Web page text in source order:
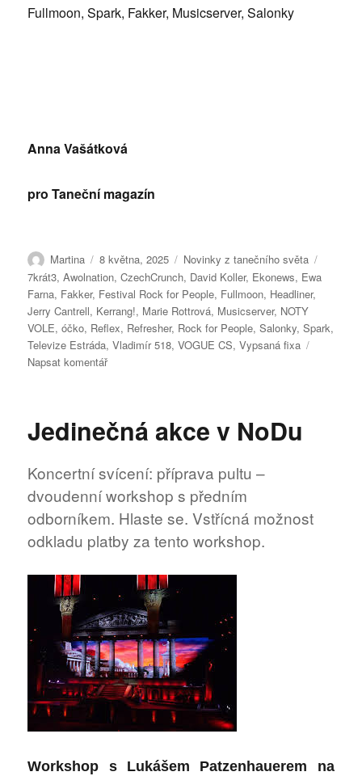
Fullmoon, Spark, Fakker, Musicserver, Salonky
Anna Vašátková
pro Taneční magazín
Autor:
Martina Publikováno:
8 května, 2025 Rubriky:
Novinky z tanečního světa
7krát3,Awolnation,CzechCrunch, David Koller, Ekonews, Ewa
Farna, Fakker, Festival Rock for People, Fullmoon, Headliner,
Jerry Cantrell, Kerrang!, Marie Rottrová, Musicserver, NOTY
VOLE,óčko, Reflex, Refresher, Rock for People,Salonky,Spark,
Televize Estráda,Vladimír 518,VOGUE CS,Vypsaná fixa
Napsat komentářpro
Festival
Rock
People
přidává
doprovodný
Jedinečná akce v NoDu
Koncertní svícení: příprava pultu –
dvoudenní workshop s předním
odborníkem. Hlaste se. Vstřícná možnost
odkladu platby za tento workshop.
Workshop s Lukášem Patzenhauerem na